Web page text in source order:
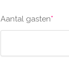
Aantal gasten*